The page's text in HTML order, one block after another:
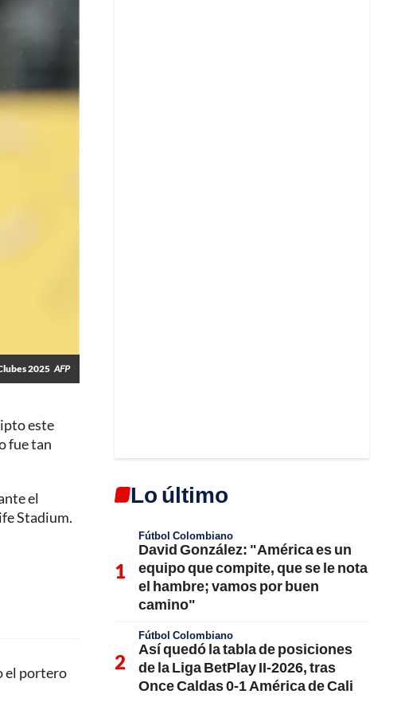
2025 AFP
este
fue tan
el
Stadium.
el portero
Lo último
Fútbol Colombiano
David González: "América es un
equipo que compite, que se le nota
el hambre; vamos por buen
camino"
Fútbol Colombiano
Así quedó la tabla de posiciones
de la Liga BetPlay II-2026, tras
Once Caldas 0-1 América de Cali